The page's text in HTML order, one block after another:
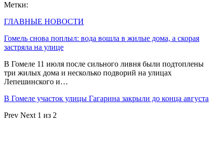
Метки:
ГЛАВНЫЕ НОВОСТИ
Гомель снова поплыл: вода вошла в жилые дома, а скорая
застряла на улице
В Гомеле 11 июля после сильного ливня были подтоплены
три жилых дома и несколько подворий на улицах
Лепешинского и…
В Гомеле участок улицы Гагарина закрыли до конца августа
Prev Next 1 из 2